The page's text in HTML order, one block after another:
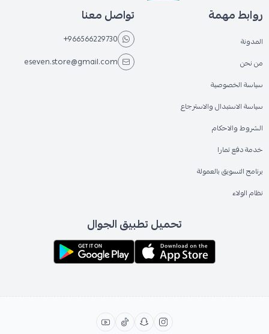
روابط مهمة
المدونة
من نحن
سياسة الخصوصية
سياسة الاستبدال والاسترجاع
الشروط والاحكام
خدمة دفع تمارا
برنامج التسويق بالعمولة
نظام الولاء
تواصل معنا
+966566229730
eseven.store@gmail.com
تحميل تطبيق الجوال